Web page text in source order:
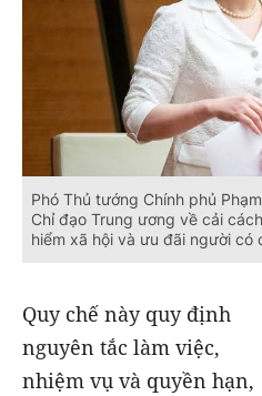
Phó Thủ tướng Chính phủ
Chỉ đạo Trung ương về cải
hiểm xã hội và ưu đãi người có
Quy chế này quy định
nguyên tắc làm việc,
nhiệm vụ và quyền hạn,